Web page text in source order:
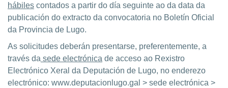
hábiles contados a partir do día seguinte ao da data da
publicación do extracto da convocatoria no Boletín Oficial
da Provincia de Lugo.
As solicitudes deberán presentarse, preferentemente, a
través da sede electrónica de acceso ao Rexistro
Electrónico Xeral da Deputación de Lugo, no enderezo
electrónico: www.deputacionlugo.gal > sede electrónica >